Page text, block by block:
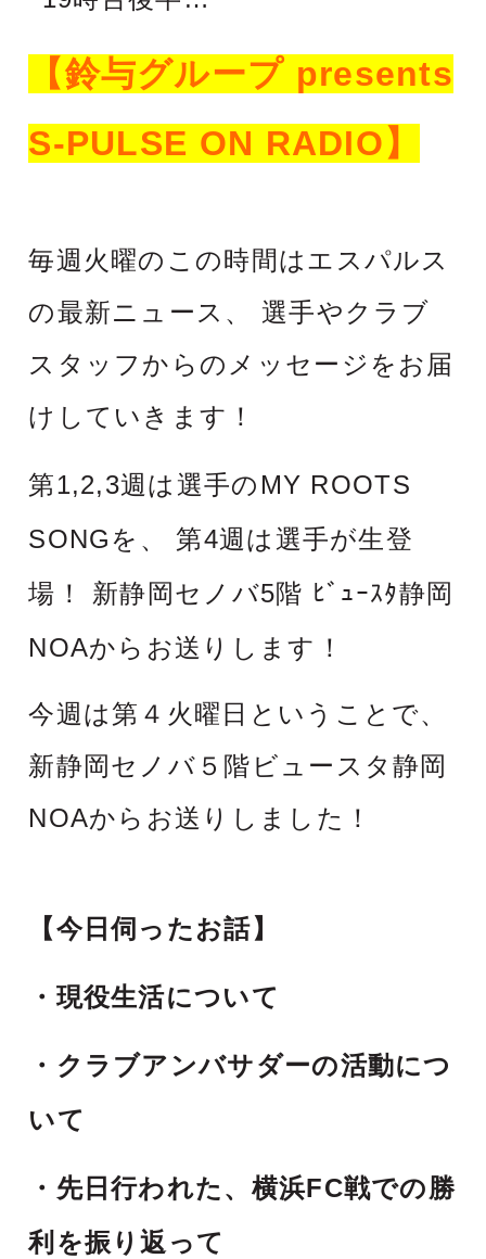
【鈴与グループ presents
S-PULSE ON RADIO】
毎週火曜のこの時間はエスパルス
の最新ニュース、 選手やクラブ
スタッフからのメッセージをお届
けしていきます！
第1,2,3週は選手のMY ROOTS
SONGを、 第4週は選手が生登
場！ 新静岡セノバ5階 ﾋﾞｭｰｽﾀ静岡
NOAからお送りします！
今週は第４火曜日ということで、
新静岡セノバ５階ビュースタ静岡
NOAからお送りしました！
【今日伺ったお話】
・現役生活について
・クラブアンバサダーの活動につ
いて
・先日行われた、横浜FC戦での勝
利を振り返って